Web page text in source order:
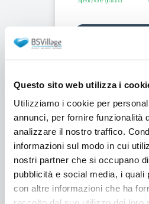
Questo sito web utilizza i
Utilizziamo i cookie per
annunci, per fornire funzionalità
analizzare il nostro traffico.
informazioni sul modo in cui
nostri partner che si occupano
pubblicità e social media, i quali
con altre informazioni che ha